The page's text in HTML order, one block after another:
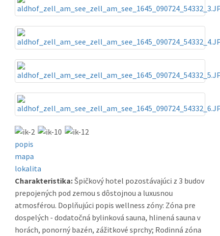
popis
mapa
lokalita
Charakteristika: Špičkový hotel pozostávajúci z 3 budov
prepojených pod zemou s dôstojnou a luxusnou
atmosférou. Doplňujúci popis wellness zóny: Zóna pre
dospelých - dodatočná bylinková sauna, hlinená sauna v
horách, ponorný bazén, zážitkové sprchy; Rodinná zóna